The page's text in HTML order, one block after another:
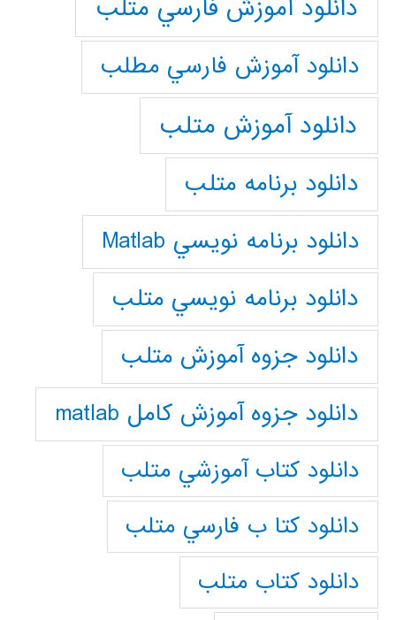
دانلود آموزش فارسي متلب
دانلود آموزش فارسي مطلب
دانلود آموزش متلب
دانلود برنامه متلب
دانلود برنامه نويسي Matlab
دانلود برنامه نويسي متلب
دانلود جزوه آموزش متلب
دانلود جزوه آموزش کامل matlab
دانلود كتاب آموزشي متلب
دانلود كتا ب فارسي متلب
دانلود كتاب متلب